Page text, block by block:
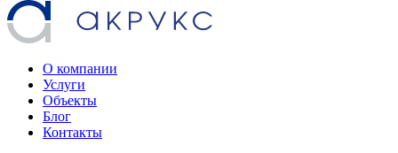
О компании
Услуги
Объекты
Блог
Контакты